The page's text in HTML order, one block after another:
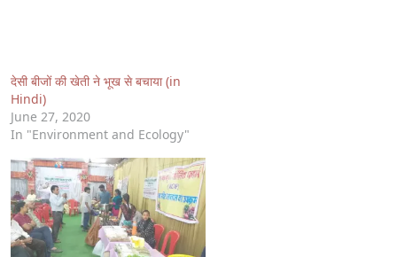
देसी बीजों की खेती ने भूख से बचाया (in
Hindi)
June 27, 2020
In "Environment and Ecology"